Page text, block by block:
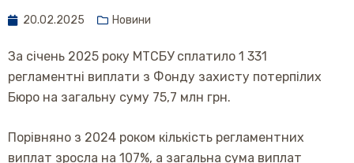
20.02.2025 Новини
За січень 2025 року МТСБУ сплатило 1 331
регламентні виплати з Фонду захисту потерпілих
Бюро на загальну суму 75,7 млн грн.
Порівняно з 2024 роком кількість регламентних
виплат зросла на 107%, а загальна сума виплат